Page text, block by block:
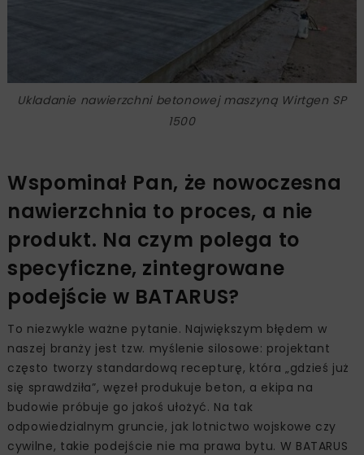
Ukladanie nawierzchni betonowej maszyną Wirtgen SP
1500
Wspominał Pan, że nowoczesna
nawierzchnia to proces, a nie
produkt. Na czym polega to
specyficzne, zintegrowane
podejście w BATARUS?
To niezwykle ważne pytanie. Największym błędem w
naszej branży jest tzw. myślenie silosowe: projektant
często tworzy standardową recepturę, która „gdzieś już
się sprawdziła”, węzeł produkuje beton, a ekipa na
budowie próbuje go jakoś ułożyć. Na tak
odpowiedzialnym gruncie, jak lotnictwo wojskowe czy
cywilne, takie podejście nie ma prawa bytu. W BATARUS